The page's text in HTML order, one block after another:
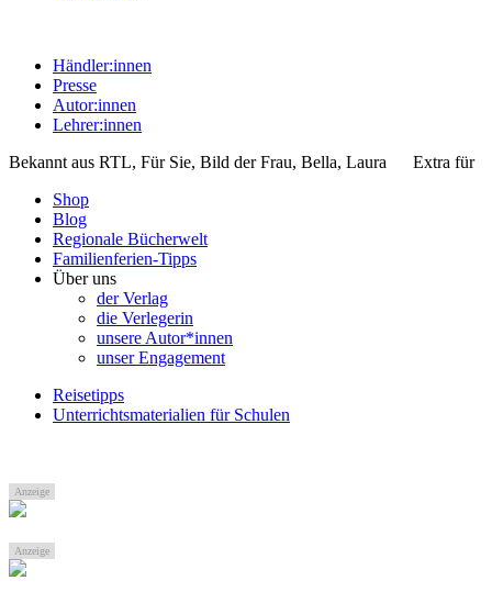
Händler:innen
Presse
Autor:innen
Lehrer:innen
Bekannt aus RTL, Für Sie, Bild der Frau, Bella, Laura Extra für
Shop
Blog
Regionale Bücherwelt
Familienferien-Tipps
Über uns
der Verlag
die Verlegerin
unsere Autor*innen
unser Engagement
Reisetipps
Unterrichtsmaterialien für Schulen
Anzeige
Anzeige